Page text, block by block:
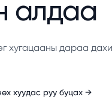
алдаа
хугацааны дараа
хуудас руу буцах →